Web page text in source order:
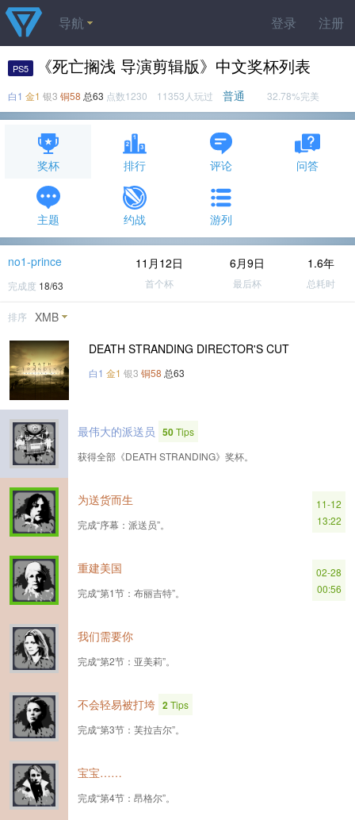
登录 注册
导航
PS5 《死亡搁浅 导演剪辑版》中文奖杯列表
白1 金1 银3 铜58 总63 点数1230 11353人玩过 普通 32.78%完美
奖杯 排行 评论 问答
主题 约战 游列
no1-prince
完成度 18/63
11月12日
首个杯
6月9日
最后杯
1.6年
总耗时
排序 XMB
DEATH STRANDING DIRECTOR'S CUT
白1 金1 银3 铜58 总63
最伟大的派送员 50Tips
获得全部《DEATH STRANDING》奖杯。
为送货而生
完成“序幕：派送员”。
11-12
13:22
重建美国
完成“第1节：布丽吉特”。
02-28
00:56
我们需要你
完成“第2节：亚美莉”。
不会轻易被打垮 2Tips
完成“第3节：芙拉吉尔”。
宝宝……
完成“第4节：昂格尔”。